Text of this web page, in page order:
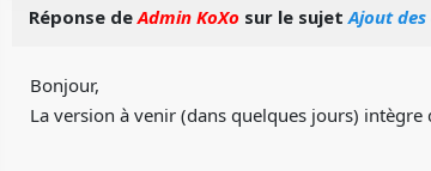
Réponse deAdmin KoXo sur le sujetAjout
Bonjour,
La version à venir (dans quelques jours)